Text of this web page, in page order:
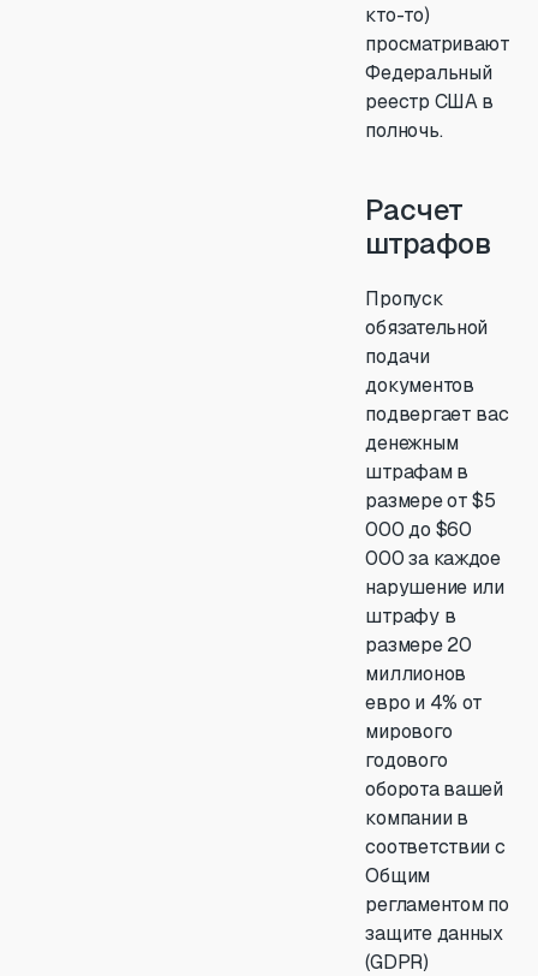
кто-то)
просматривают
Федеральный
реестр США в
полночь.
Расчет
штрафов
Пропуск
обязательной
подачи
документов
подвергает вас
денежным
штрафам в
размере от $5
000 до $60
000 за каждое
нарушение или
штрафу в
размере 20
миллионов
евро и 4% от
мирового
годового
оборота вашей
компании в
соответствии с
Общим
регламентом по
защите данных
(GDPR)